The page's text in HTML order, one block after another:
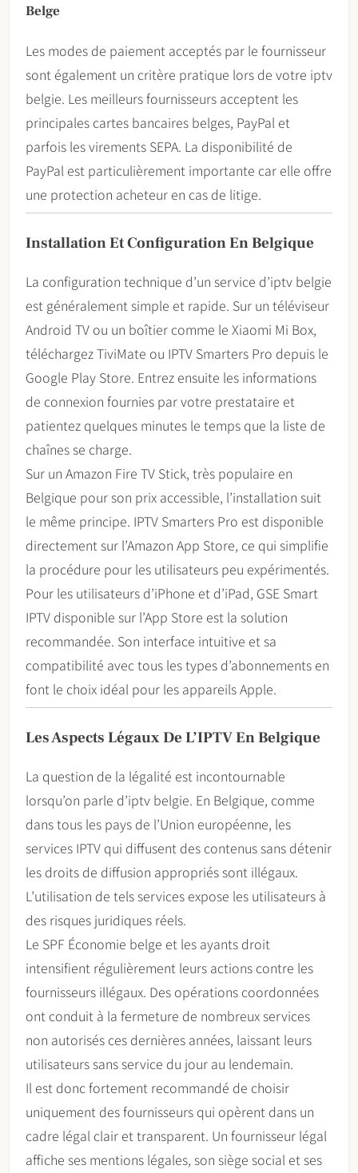
Belge
Les modes de paiement acceptés par le fournisseur
sont également un critère pratique lors de votre iptv
belgie. Les meilleurs fournisseurs acceptent les
principales cartes bancaires belges, PayPal et
parfois les virements SEPA. La disponibilité de
PayPal est particulièrement importante car elle offre
une protection acheteur en cas de litige.
Installation Et Configuration En Belgique
La configuration technique d’un service d’iptv belgie
est généralement simple et rapide. Sur un téléviseur
Android TV ou un boîtier comme le Xiaomi Mi Box,
téléchargez TiviMate ou IPTV Smarters Pro depuis le
Google Play Store. Entrez ensuite les informations
de connexion fournies par votre prestataire et
patientez quelques minutes le temps que la liste de
chaînes se charge.
Sur un Amazon Fire TV Stick, très populaire en
Belgique pour son prix accessible, l’installation suit
le même principe. IPTV Smarters Pro est disponible
directement sur l’Amazon App Store, ce qui simplifie
la procédure pour les utilisateurs peu expérimentés.
Pour les utilisateurs d’iPhone et d’iPad, GSE Smart
IPTV disponible sur l’App Store est la solution
recommandée. Son interface intuitive et sa
compatibilité avec tous les types d’abonnements en
font le choix idéal pour les appareils Apple.
Les Aspects Légaux De L’IPTV En Belgique
La question de la légalité est incontournable
lorsqu’on parle d’iptv belgie. En Belgique, comme
dans tous les pays de l’Union européenne, les
services IPTV qui diffusent des contenus sans détenir
les droits de diffusion appropriés sont illégaux.
L’utilisation de tels services expose les utilisateurs à
des risques juridiques réels.
Le SPF Économie belge et les ayants droit
intensifient régulièrement leurs actions contre les
fournisseurs illégaux. Des opérations coordonnées
ont conduit à la fermeture de nombreux services
non autorisés ces dernières années, laissant leurs
utilisateurs sans service du jour au lendemain.
Il est donc fortement recommandé de choisir
uniquement des fournisseurs qui opèrent dans un
cadre légal clair et transparent. Un fournisseur légal
affiche ses mentions légales, son siège social et ses